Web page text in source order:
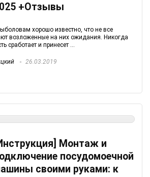
+Отзывы
хорошо известно, что не все
возложенные на них ожидания. Никогда
сработает и принесет ...
26.03.2019
Монтаж и
посудомоечной
своими руками: к